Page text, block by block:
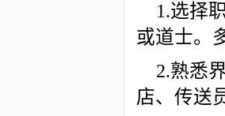
1.选择
或道士。
2.熟悉
店、传送